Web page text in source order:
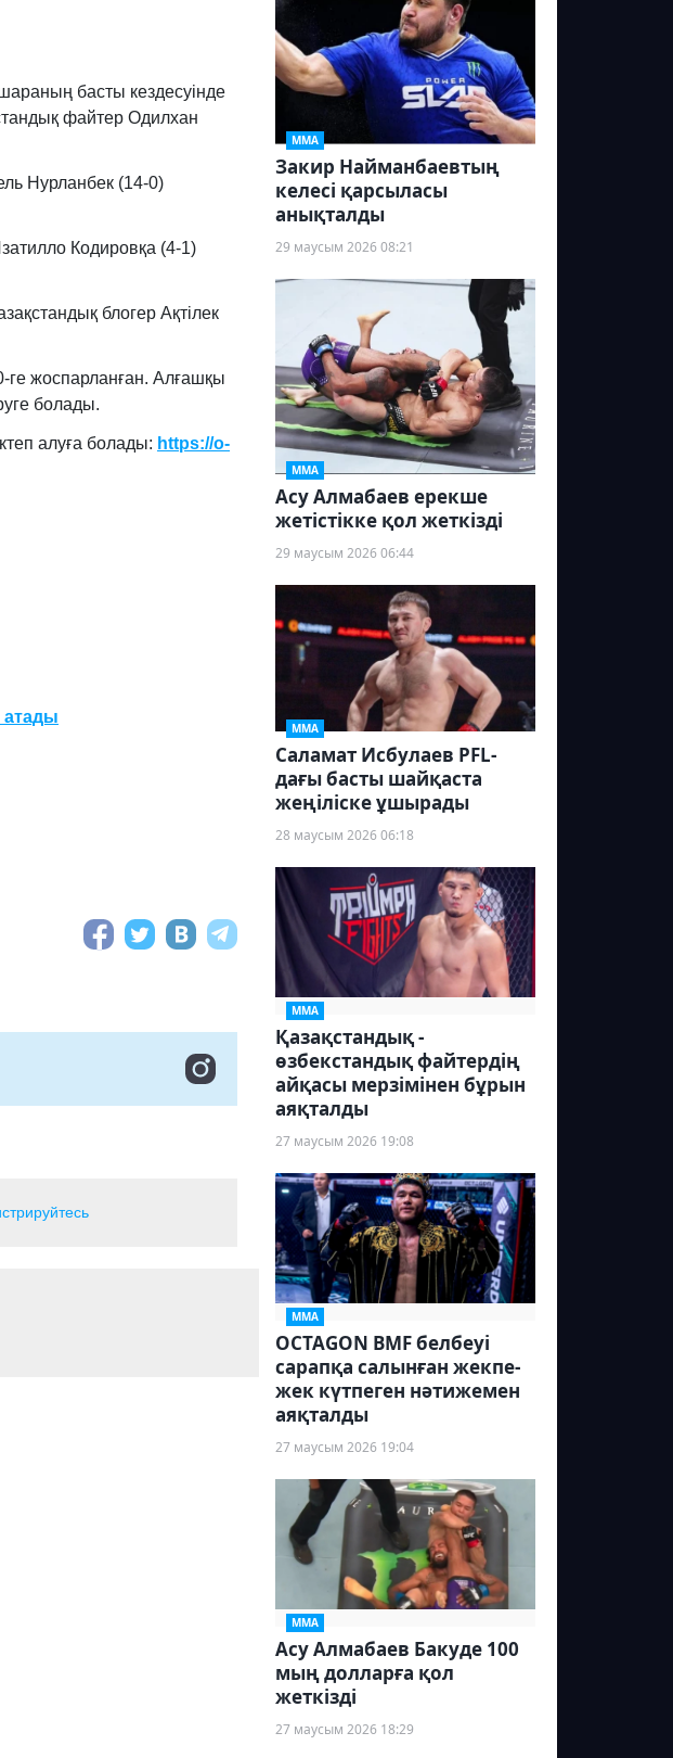
басты кездесуінде
файтер Одилхан
Нурланбек (14-0)
Кодировқа (4-1)
блогер Ақтілек
ге жоспарланған. Алғашқы
болады.
алуға болады: https://o-
атады
ММА
Закир Найманбаевтың
келесі қарсыласы
анықталды
29 маусым 2026 08:21
ММА
Асу Алмабаев ерекше
жетістікке қол жеткізді
29 маусым 2026 06:44
ММА
Саламат Исбулаев PFL-
дағы басты шайқаста
жеңіліске ұшырады
28 маусым 2026 06:18
ММА
Қазақстандық -
өзбекстандық файтердің
айқасы мерзімінен бұрын
аяқталды
27 маусым 2026 19:08
ММА
OCTAGON BMF белбеуі
сарапқа салынған жекпе-
жек күтпеген нәтижемен
аяқталды
27 маусым 2026 19:04
ММА
Асу Алмабаев Бакуде 100
мың долларға қол
жеткізді
27 маусым 2026 18:29